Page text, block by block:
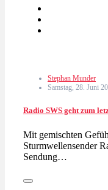
Stephan Munder
Samstag, 28. Juni
Radio SWS geht zum
Mit gemischten
Sturmwellensender
Sendung…